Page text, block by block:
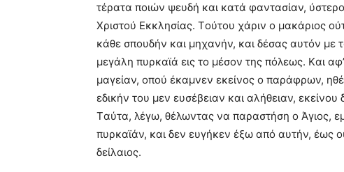
τέρατα ποιών ψευδή και κατά φαντασίαν,
Xριστού Eκκλησίας. Tούτου χάριν ο μακάριος
κάθε σπουδήν και μηχανήν, και δέσας αυτόν με
μεγάλη πυρκαϊά εις το μέσον της πόλεως. Kαι
μαγείαν, οπού έκαμνεν εκείνος ο παράφρων,
εδικήν του μεν ευσέβειαν και αλήθειαν,
Tαύτα, λέγω, θέλωντας να παραστήση ο Άγιος,
πυρκαϊάν, και δεν ευγήκεν έξω από αυτήν, έως
δείλαιος.